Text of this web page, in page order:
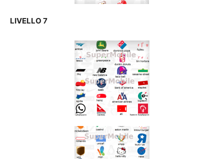
LIVELLO 7